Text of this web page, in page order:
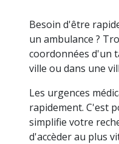
Besoin d'être
un ambulance ?
coordonnées d'un
ville ou dans une
Les urgences
rapidement. C'est
simplifie votre
d'accèder au plus